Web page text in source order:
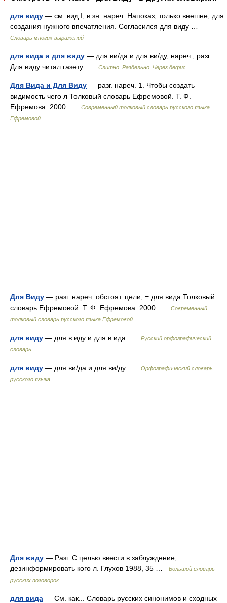
для виду — см. вид I; в зн. нареч. Напоказ, только внешне, для
создания нужного впечатления. Согласился для виду …
Словарь многих выражений
для вида и для виду — для ви/да и для ви/ду, нареч., разг.
Для виду читал газету …
Слитно. Раздельно. Через дефис.
Для Вида и Для Виду — разг. нареч. 1. Чтобы создать
видимость чего л Толковый словарь Ефремовой. Т. Ф.
Ефремова. 2000 …
Современный толковый словарь русского языка
Ефремовой
Для Виду — разг. нареч. обстоят. цели; = для вида Толковый
словарь Ефремовой. Т. Ф. Ефремова. 2000 …
Современный
толковый словарь русского языка Ефремовой
для виду — для в иду и для в ида …
Русский орфографический
словарь
для виду — для ви/да и для ви/ду …
Орфографический словарь
русского языка
Для виду — Разг. С целью ввести в заблуждение,
дезинформировать кого л. Глухов 1988, 35 …
Большой словарь
русских поговорок
для вида — См. как... Словарь русских синонимов и сходных